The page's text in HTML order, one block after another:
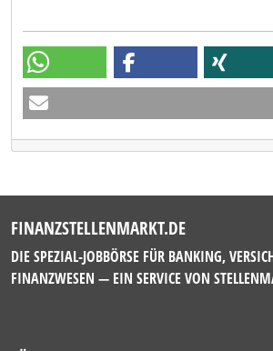
FINANZSTELLENMARKT.DE
DIE SPEZIAL-JOBBÖRSE FÜR BANKING,
FINANZWESEN — EIN SERVICE VON